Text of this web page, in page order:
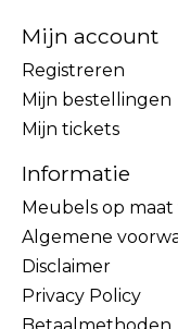
Mijn account
Registreren
Mijn bestellingen
Mijn tickets
Informatie
Meubels op
Algemene
Disclaimer
Privacy Policy
Betaalmethoden